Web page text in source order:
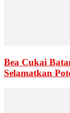
Bea Cukai
Selamatkan